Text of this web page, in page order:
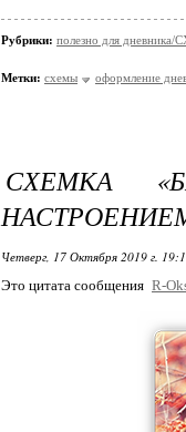
Рубрики: полезно для
Метки: схемы оформление
СХЕМКА
Четверг, 17 Октября 2019 г.
Это цитата сообщения R-